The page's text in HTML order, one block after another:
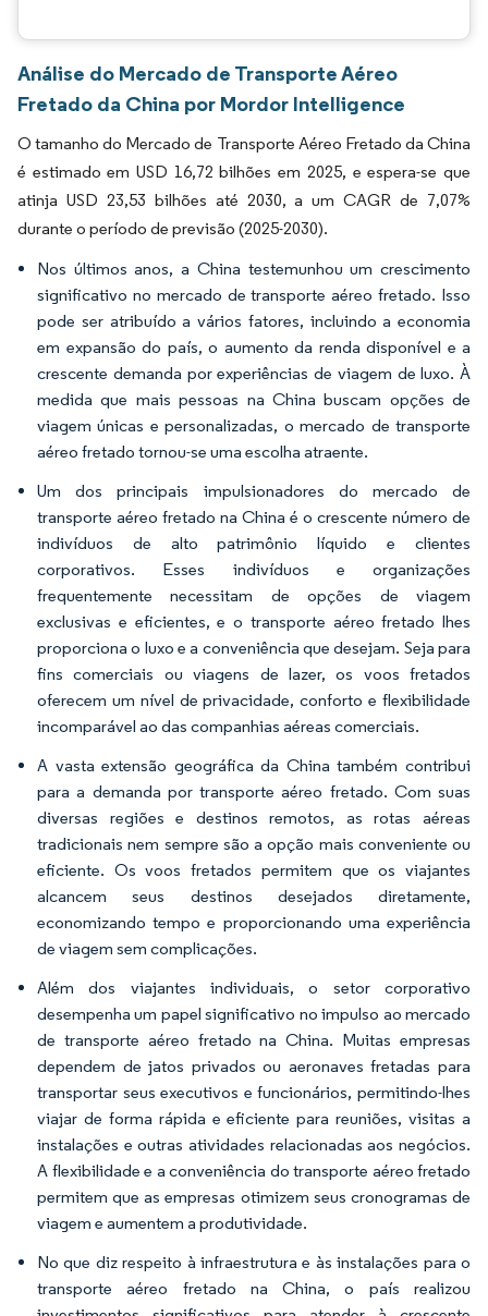
Análise do Mercado de Transporte Aéreo
Fretado da China por Mordor Intelligence
O tamanho do Mercado de Transporte Aéreo Fretado da China
é estimado em USD 16,72 bilhões em 2025, e espera-se que
atinja USD 23,53 bilhões até 2030, a um CAGR de 7,07%
durante o período de previsão (2025-2030).
Nos últimos anos, a China testemunhou um crescimento
significativo no mercado de transporte aéreo fretado. Isso
pode ser atribuído a vários fatores, incluindo a economia
em expansão do país, o aumento da renda disponível e a
crescente demanda por experiências de viagem de luxo. À
medida que mais pessoas na China buscam opções de
viagem únicas e personalizadas, o mercado de transporte
aéreo fretado tornou-se uma escolha atraente.
Um dos principais impulsionadores do mercado de
transporte aéreo fretado na China é o crescente número de
indivíduos de alto patrimônio líquido e clientes
corporativos. Esses indivíduos e organizações
frequentemente necessitam de opções de viagem
exclusivas e eficientes, e o transporte aéreo fretado lhes
proporciona o luxo e a conveniência que desejam. Seja para
fins comerciais ou viagens de lazer, os voos fretados
oferecem um nível de privacidade, conforto e flexibilidade
incomparável ao das companhias aéreas comerciais.
A vasta extensão geográfica da China também contribui
para a demanda por transporte aéreo fretado. Com suas
diversas regiões e destinos remotos, as rotas aéreas
tradicionais nem sempre são a opção mais conveniente ou
eficiente. Os voos fretados permitem que os viajantes
alcancem seus destinos desejados diretamente,
economizando tempo e proporcionando uma experiência
de viagem sem complicações.
Além dos viajantes individuais, o setor corporativo
desempenha um papel significativo no impulso ao mercado
de transporte aéreo fretado na China. Muitas empresas
dependem de jatos privados ou aeronaves fretadas para
transportar seus executivos e funcionários, permitindo-lhes
viajar de forma rápida e eficiente para reuniões, visitas a
instalações e outras atividades relacionadas aos negócios.
A flexibilidade e a conveniência do transporte aéreo fretado
permitem que as empresas otimizem seus cronogramas de
viagem e aumentem a produtividade.
No que diz respeito à infraestrutura e às instalações para o
transporte aéreo fretado na China, o país realizou